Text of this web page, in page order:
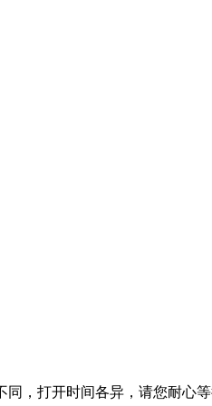
同，打开时间各异，请您耐心